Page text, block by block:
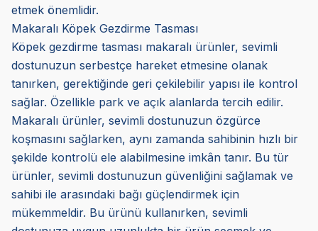
etmek önemlidir.
Makaralı Köpek Gezdirme Tasması
Köpek gezdirme tasması makaralı ürünler, sevimli
dostunuzun serbestçe hareket etmesine olanak
tanırken, gerektiğinde geri çekilebilir yapısı ile kontrol
sağlar. Özellikle park ve açık alanlarda tercih edilir.
Makaralı ürünler, sevimli dostunuzun özgürce
koşmasını sağlarken, aynı zamanda sahibinin hızlı bir
şekilde kontrolü ele alabilmesine imkân tanır. Bu tür
ürünler, sevimli dostunuzun güvenliğini sağlamak ve
sahibi ile arasındaki bağı güçlendirmek için
mükemmeldir. Bu ürünü kullanırken, sevimli